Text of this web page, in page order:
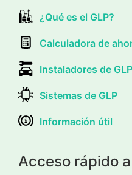
¿Qué es el GLP?
Calculadora de
Instaladores de GLP
Sistemas de GLP
Información útil
Acceso rápido